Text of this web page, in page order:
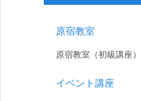
原宿教室
原宿教室（初級講座）
イベント講座